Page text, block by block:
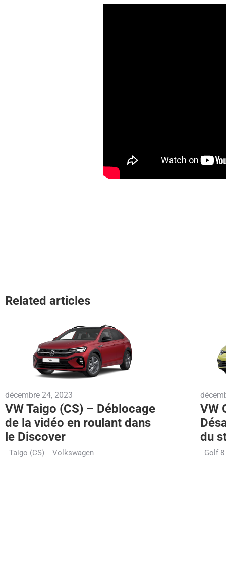
Related articles
décembre 24, 2023
VW Taigo (CS) – Déblocage
de la vidéo en roulant dans
le Discover
Taigo (CS) Volkswagen
VW
du
Golf 8